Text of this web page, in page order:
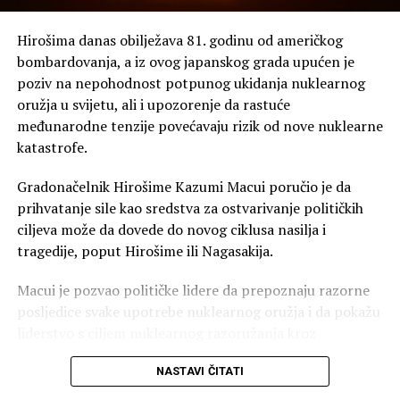
Na meti “turizam radi porođaja”
Posebnu pažnju privukla je uredba kojom Trampova
administracija želi da pooštri borbu protiv prakse u kojoj
strankinje dolaze u SAD prvenstveno radi porođaja kako
bi njihovo dijete dobilo američko državljanstvo.
Miller), jedan od glavnih kreatora Trampove imigracione
politike, predstavio je novu uredbu kao zabranu
“turizma radi porođaja”.
Međutim, takva praksa već je ograničena američkim
viznim pravilima. Američki propisi omogućavaju
odbijanje turističke vize kada konzularni službenik utvrdi
Zbog toga ostaje pitanje koliko će nova uredba u praksi
Hirošima danas obilježava 81. godinu od američkog
bombardovanja, a iz ovog japanskog grada upućen je
poziv na nepohodnost potpunog ukidanja nuklearnog
oružja u svijetu, ali i upozorenje da rastuće
međunarodne tenzije povećavaju rizik od nove nuklearne
katastrofe.
Gradonačelnik Hirošime Kazumi Macui poručio je da
prihvatanje sile kao sredstva za ostvarivanje političkih
ciljeva može da dovede do novog ciklusa nasilja i
tragedije, poput Hirošime ili Nagasakija.
Macui je pozvao političke lidere da prepoznaju razorne
posljedice svake upotrebe nuklearnog oružja i da pokažu
međunarodnu saradnju. U Japanu je održana
komemoracija i minut ćutanja u 8.15 časova, tačno u
NASTAVI ČITATI